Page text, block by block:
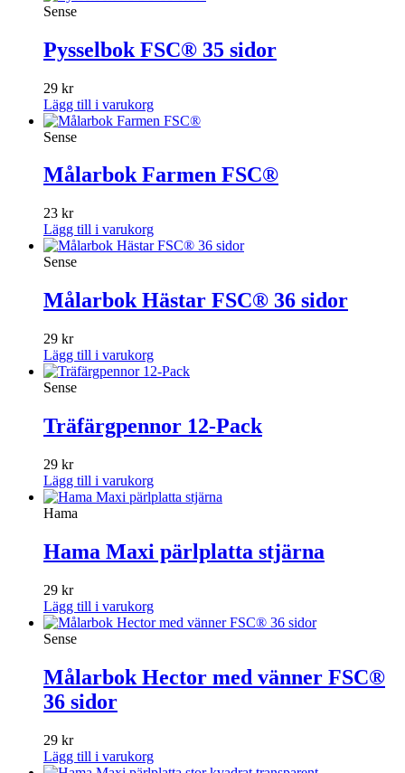
Sense
Pysselbok FSC® 35 sidor
29 kr
Lägg till i varukorg
Sense
Målarbok Farmen FSC®
23 kr
Lägg till i varukorg
Sense
Målarbok Hästar FSC® 36 sidor
29 kr
Lägg till i varukorg
Sense
Träfärgpennor 12-Pack
29 kr
Lägg till i varukorg
Hama
Hama Maxi pärlplatta stjärna
29 kr
Lägg till i varukorg
Sense
Målarbok Hector med vänner FSC®
36 sidor
29 kr
Lägg till i varukorg